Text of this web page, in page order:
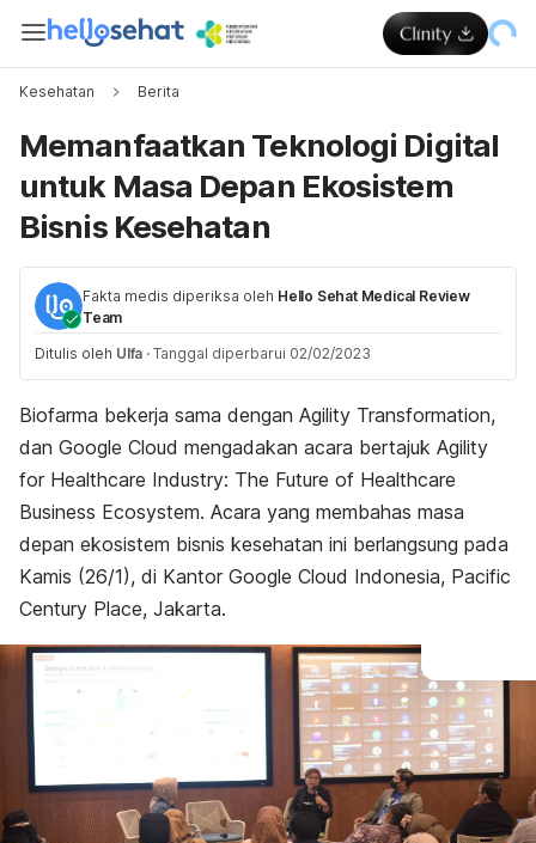
Kesehatan Berita
Memanfaatkan Teknologi Digital
untuk Masa Depan Ekosistem
Bisnis Kesehatan
Fakta medis diperiksa oleh Hello Sehat Medical Review
Team
Ditulis oleh Ulfa · Tanggal diperbarui 02/02/2023
Biofarma bekerja sama dengan Agility Transformation,
dan Google Cloud mengadakan acara bertajuk Agility
for Healthcare Industry: The Future of Healthcare
Business Ecosystem. Acara yang membahas masa
depan ekosistem bisnis kesehatan ini berlangsung pada
Kamis (26/1), di Kantor Google Cloud Indonesia, Pacific
Century Place, Jakarta.